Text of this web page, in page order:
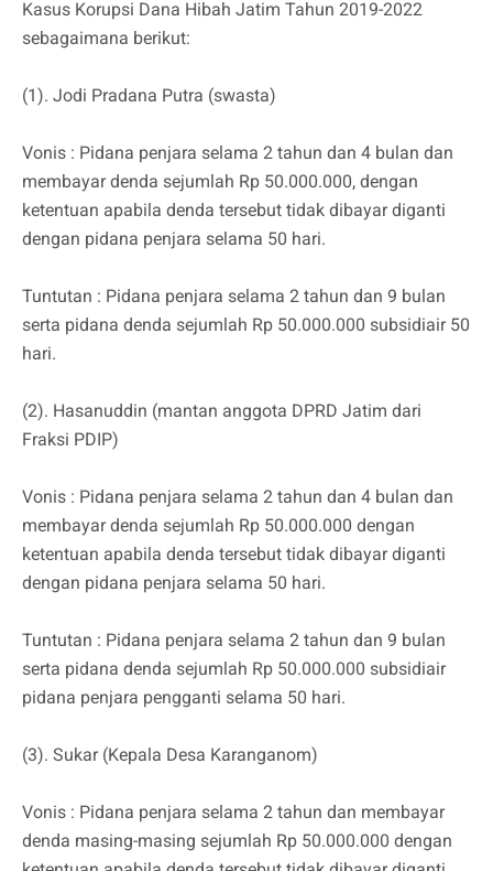
Kasus Korupsi Dana Hibah Jatim Tahun 2019-2022
sebagaimana berikut:
(1). Jodi Pradana Putra (swasta)
Vonis : Pidana penjara selama 2 tahun dan 4 bulan dan
membayar denda sejumlah Rp 50.000.000, dengan
ketentuan apabila denda tersebut tidak dibayar diganti
dengan pidana penjara selama 50 hari.
Tuntutan : Pidana penjara selama 2 tahun dan 9 bulan
serta pidana denda sejumlah Rp 50.000.000 subsidiair 50
hari.
(2). Hasanuddin (mantan anggota DPRD Jatim dari
Fraksi PDIP)
Vonis : Pidana penjara selama 2 tahun dan 4 bulan dan
membayar denda sejumlah Rp 50.000.000 dengan
ketentuan apabila denda tersebut tidak dibayar diganti
dengan pidana penjara selama 50 hari.
Tuntutan : Pidana penjara selama 2 tahun dan 9 bulan
serta pidana denda sejumlah Rp 50.000.000 subsidiair
pidana penjara pengganti selama 50 hari.
(3). Sukar (Kepala Desa Karanganom)
Vonis : Pidana penjara selama 2 tahun dan membayar
denda masing-masing sejumlah Rp 50.000.000 dengan